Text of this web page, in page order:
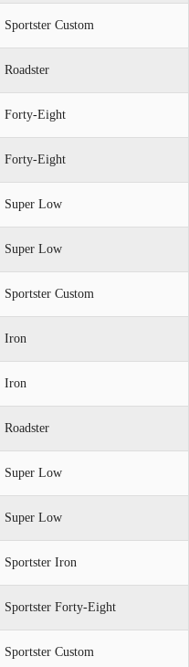
Sportster Custom
Roadster
Forty-Eight
Forty-Eight
Super Low
Super Low
Sportster Custom
Iron
Iron
Roadster
Super Low
Super Low
Sportster Iron
Sportster Forty-Eight
Sportster Custom